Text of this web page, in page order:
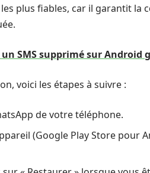
plus fiables, car il garantit la
un SMS supprimé sur
voici les étapes à suivre :
de votre téléphone.
(Google Play Store pour